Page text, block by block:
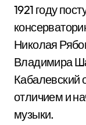
1921 году
Николая
Владимира
Кабалевский
отличием и
музыки.